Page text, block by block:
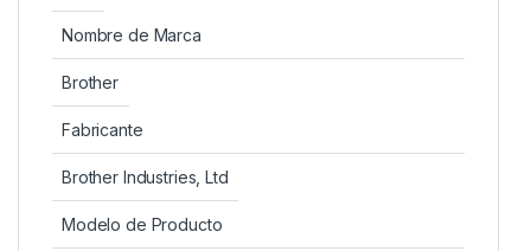
Nombre de Marca
Brother
Fabricante
Brother Industries, Ltd
Modelo de Producto